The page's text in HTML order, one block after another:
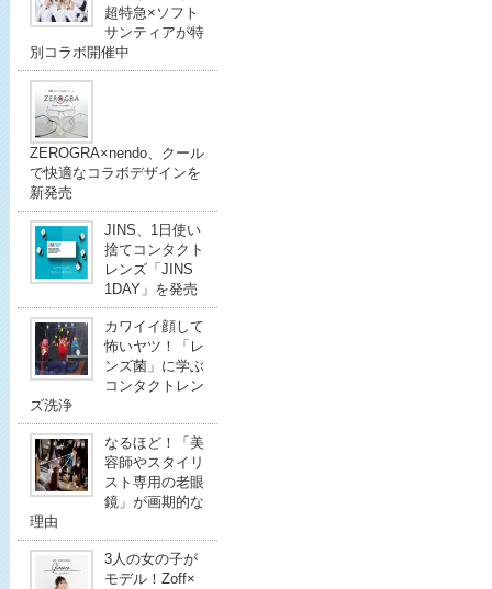
超特急×ソフト
サンティアが特
別コラボ開催中
ZEROGRA×nendo、クール
で快適なコラボデザインを
新発売
JINS、1日使い
捨てコンタクト
レンズ「JINS
1DAY」を発売
カワイイ顔して
怖いヤツ！「レ
ンズ菌」に学ぶ
コンタクトレン
ズ洗浄
なるほど！「美
容師やスタイリ
スト専用の老眼
鏡」が画期的な
理由
3人の女の子が
モデル！Zoff×